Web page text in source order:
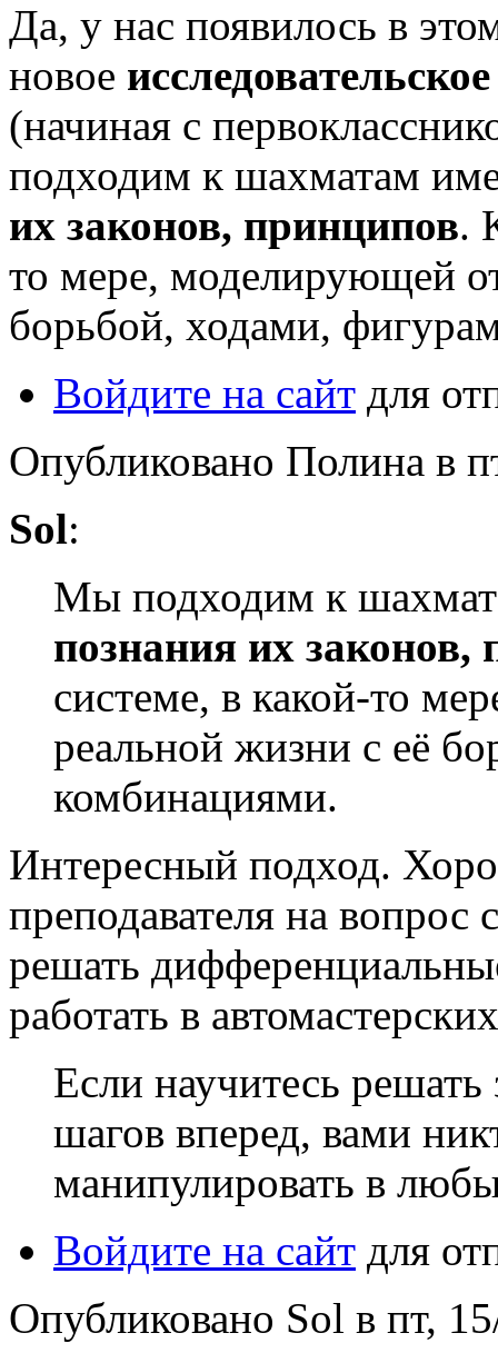
Да, у нас появилось в
новое исследовательское
(начиная с
подходим к шахматам
их законов, принципов.
то мере, моделирующей
борьбой, ходами,
Войдите на сайт для
Опубликовано Полина в
Sol:
Мы подходим к
познания их законов,
системе, в какой-то
реальной жизни с её
комбинациями.
Интересный подход.
преподавателя на вопрос
решать
работать в
Если научитесь решать
шагов вперед, вами
манипулировать в
Войдите на сайт для
Опубликовано Sol в пт,